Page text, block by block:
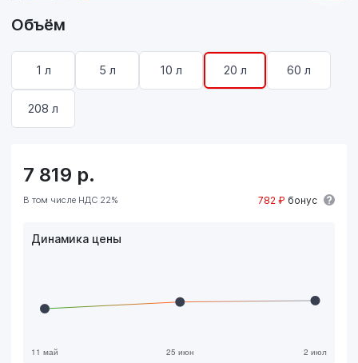
Объём
1 л 5 л 10 л 20 л 60 л
208 л
7 819 р.
В том числе НДС 22% 782 ₽ бонус
Динамика цены